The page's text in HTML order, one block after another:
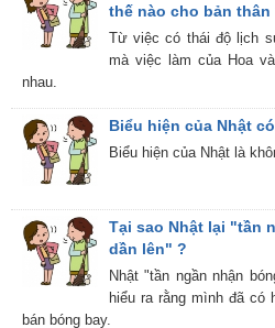
thế nào cho bản thân
Từ việc có thái độ lịch
mà việc làm của Hoa
nhau.
Biểu hiện của Nhật
Biểu hiện của Nhật là
Tại sao Nhật lại "tần
dần lên" ?
Nhật "tần ngần nhận
hiểu ra rằng mình đã có
bán bóng bay.